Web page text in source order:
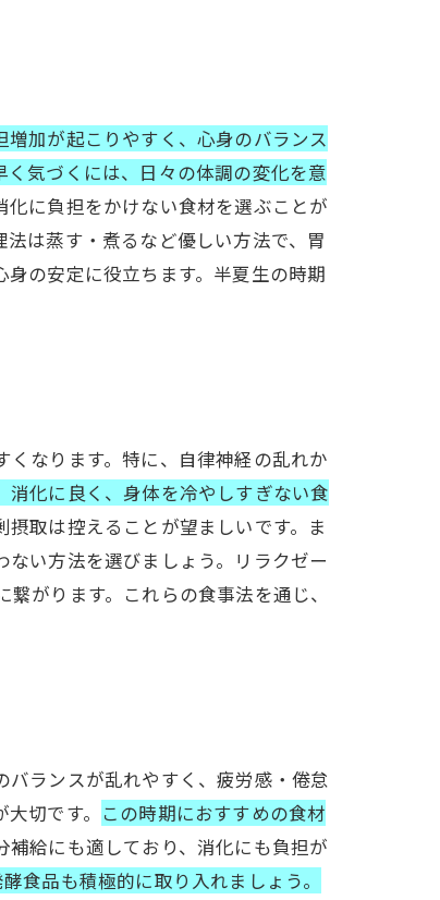
加が起こりやすく、心身のバランス
く気づくには、日々の体調の変化を意
に負担をかけない食材を選ぶことが
は蒸す・煮るなど優しい方法で、胃
の安定に役立ちます。半夏生の時期
なります。特に、自律神経の乱れか
消化に良く、身体を冷やしすぎない食
取は控えることが望ましいです。ま
い方法を選びましょう。リラクゼー
がります。これらの食事法を通じ、
ランスが乱れやすく、疲労感・倦怠
切です。 この時期におすすめの食材
補給にも適しており、消化にも負担が
食品も積極的に取り入れましょう。